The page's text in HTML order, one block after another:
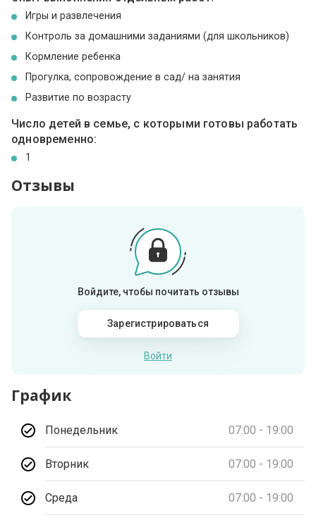
Игры и развлечения
Контроль за домашними заданиями (для школьников)
Кормление ребенка
Прогулка, сопровождение в сад/ на занятия
Развитие по возрасту
Число детей в семье, с которыми готовы работать
одновременно:
1
Отзывы
Войдите, чтобы почитать отзывы
Зарегистрироваться
Войти
График
Понедельник 07:00 - 19:00
Вторник 07:00 - 19:00
Среда 07:00 - 19:00